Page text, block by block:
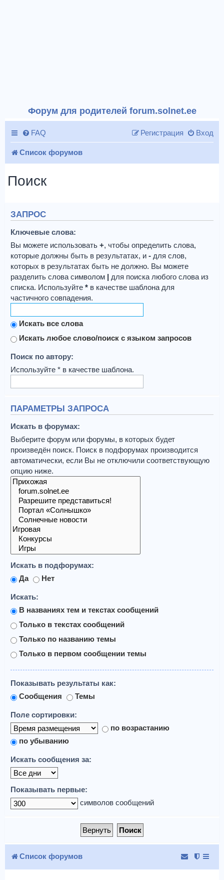
Форум для родителей forum.solnet.ee
FAQ Вход
Регистрация
Список форумов
Поиск
ЗАПРОС
Ключевые слова:
Вы можете использовать +, чтобы определить слова,
которые должны быть в результатах, и - для слов,
которых в результатах быть не должно. Вы можете
разделить слова символом | для поиска любого слова из
списка. Используйте * в качестве шаблона для
частичного совпадения.
Искать все слова
Искать любое слово/поиск с языком запросов
Поиск по автору:
Используйте * в качестве шаблона.
ПАРАМЕТРЫ ЗАПРОСА
Искать в форумах:
Выберите форум или форумы, в которых будет
произведён поиск. Поиск в подфорумах производится
автоматически, если Вы не отключили соответствующую
опцию ниже.
Искать в подфорумах:
Да
Нет
Искать:
В названиях тем и текстах сообщений
Только в текстах сообщений
Только по названию темы
Только в первом сообщении темы
Показывать результаты как:
Сообщения
Темы
Поле сортировки:
по возрастанию
по убыванию
Искать сообщения за:
Показывать первые:
символов сообщений
Список форумов